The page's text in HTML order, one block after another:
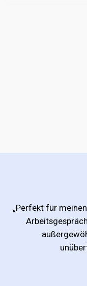
„Perfekt für